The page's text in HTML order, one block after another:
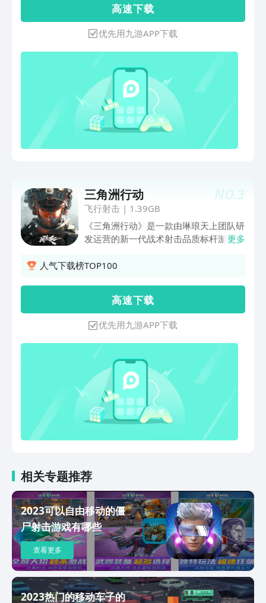
高 速 下 载
优先用九游APP下载
NO.3
三角洲行动
飞行射击| 1.39GB
《三角洲行动》是一款由琳琅天上团队研
发运营的新一代战术射击品质标杆游戏。
协同作战、重火力场景破坏瞬间扭转战
又刺激的作战体验。快来加入这场惊险刺
激的战斗吧！
更多
人气下载榜TOP100
高 速 下 载
优先用九游APP下载
相关专题推荐
2023可以自由移动的僵
尸射击游戏有哪些
查看更多
2023热门的移动车子的